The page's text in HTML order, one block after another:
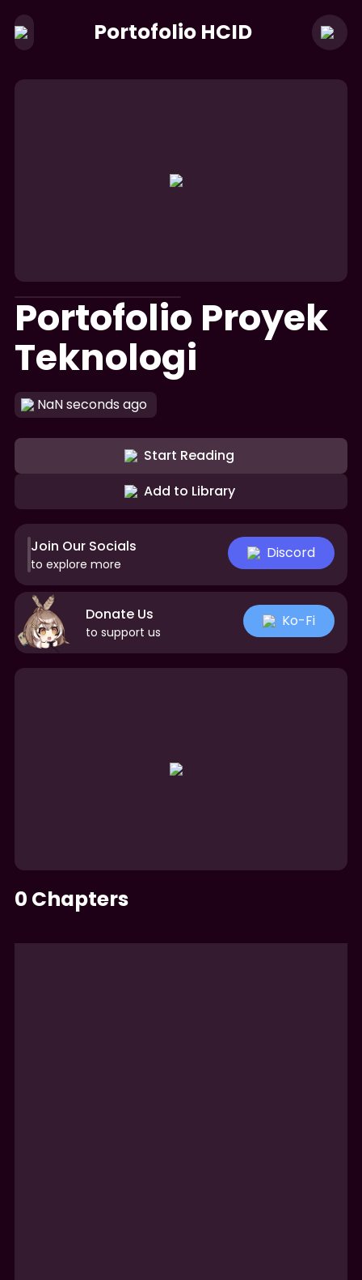
Portofolio HCID
Portofolio Proyek
Teknologi
NaN seconds ago
Start Reading
Add to Library
Join Our Socials
to explore more
Discord
Donate Us
to support us
Ko-Fi
0 Chapters